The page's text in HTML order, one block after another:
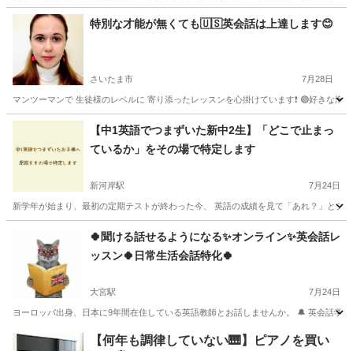
埼玉 川越市 新河岸駅 英語 少人数
特別な才能が無くても🇺🇸英会話は上達します😊
さいたま市 7月28日
マンツーマンで 生徒様のレベルに 寄り添ったレッスンを心掛けています❗️ 🟣好きな
埼玉 さいたま市 英会話 マンツーマン
【中1英語でつまずいた新中2生】「どこで止まっ
ているか」をその場で特定します
新河岸駅 7月24日
新学年が始まり、最初の定期テストが終わった今、 英語の成績を見て「あれ？」と
新河岸駅 英語 答案
🍀聞ける話せるようになる✨オンライン✨英会話レ
ッスン🍀日常生活会話特化🍀
大宮駅 7月24日
ヨーロッパ出身、日本に9年間在住している英語教師とお話しませんか。 🔔 英会話
埼玉 さいたま市 大宮駅 英会話 フォニックス
【何年も調律していない🎹】ピアノを買い